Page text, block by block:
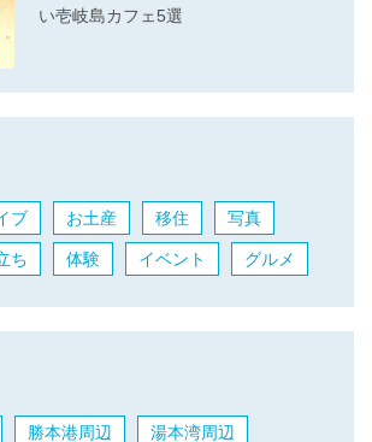
い壱岐島カフェ5選
ブ お土産 移住 写真
ち 体験 イベント グルメ
勝本港周辺 湯本湾周辺